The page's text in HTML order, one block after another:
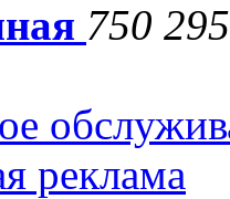
750
реклама